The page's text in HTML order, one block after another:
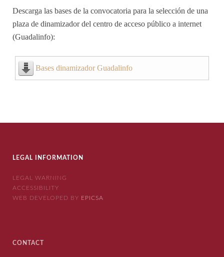
Descarga las bases de la convocatoria para la selección de una
plaza de dinamizador del centro de acceso público a internet
(Guadalinfo):
Bases dinamizador Guadalinfo
LEGAL INFORMATION
LEGAL WARNING
ACCESSIBILITY
WEB DEVELOPED BY EPICSA
CONTACT